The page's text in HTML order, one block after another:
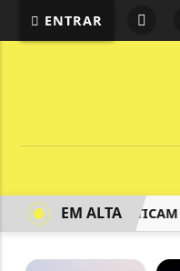
ENTRAR
ATIVISTAS CRITICAM
EM ALTA